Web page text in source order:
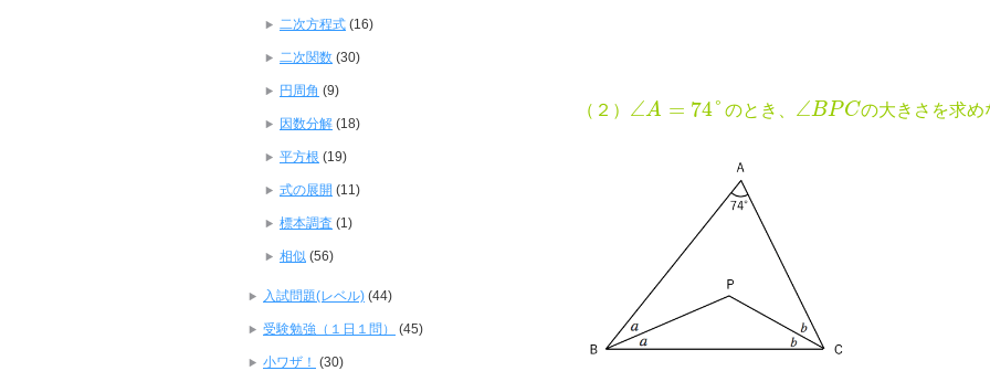
（２） ∠A = 74° のとき、 ∠BPCの大きさを求め
二次方程式 (16)
二次関数 (30)
円周角 (9)
因数分解 (18)
平方根 (19)
式の展開 (11)
標本調査 (1)
相似 (56)
入試問題(レベル) (44)
受験勉強（１日１問） (45)
小ワザ！ (30)